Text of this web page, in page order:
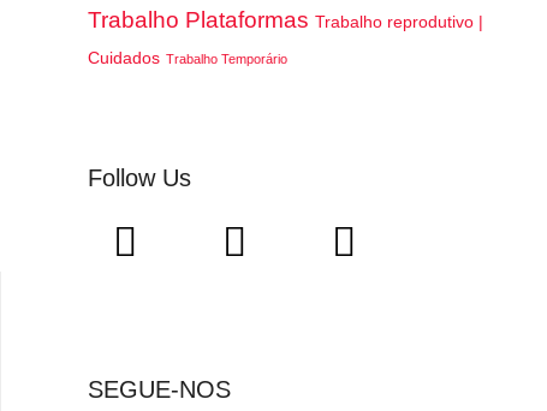
Trabalho Plataformas Trabalho reprodutivo |
Cuidados Trabalho Temporário
Follow Us
SEGUE-NOS